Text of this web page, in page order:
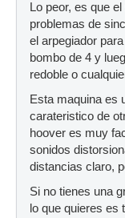
Lo peor, es que
problemas de
el arpegiador
bombo de 4 y
redoble o
Esta maquina es
carateristico de
hoover es muy
sonidos
distancias claro,
Si no tienes una
lo que quieres es